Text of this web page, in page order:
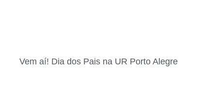
Vem aí! Dia dos Pais na UR Porto Alegre